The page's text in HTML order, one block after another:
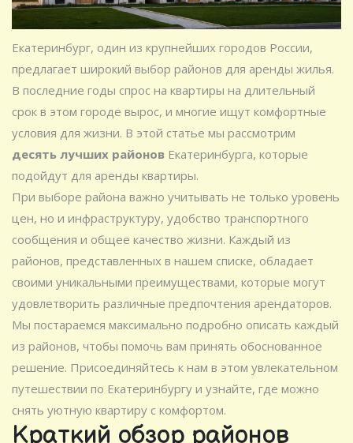
Екатеринбург, один из крупнейших городов России,
предлагает широкий выбор районов для аренды жилья.
В последние годы спрос на квартиры на длительный
срок в этом городе вырос, и многие ищут комфортные
условия для жизни. В этой статье мы рассмотрим
десять лучших районов Екатеринбурга, которые
подойдут для аренды квартиры.
При выборе района важно учитывать не только уровень
цен, но и инфраструктуру, удобство транспортного
сообщения и общее качество жизни. Каждый из
районов, представленных в нашем списке, обладает
своими уникальными преимуществами, которые могут
удовлетворить различные предпочтения арендаторов.
Мы постараемся максимально подробно описать каждый
из районов, чтобы помочь вам принять обоснованное
решение. Присоединяйтесь к нам в этом увлекательном
путешествии по Екатеринбургу и узнайте, где можно
снять уютную квартиру с комфортом.
Краткий обзор районов